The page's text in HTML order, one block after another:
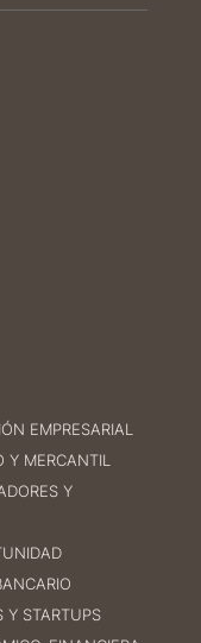
EMPRESARIAL
Y MERCANTIL
Y
Y STARTUPS